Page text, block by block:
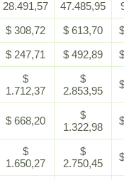
28.491,57
47.485,95
$ 308,72 $ 613,70
$ 247,71 $ 492,89
$
1.712,37
$
2.853,95
$ 668,20
$
1.322,98
$
1.650,27
$
2.750,45